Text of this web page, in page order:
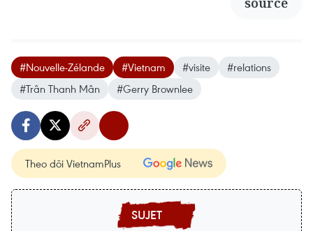
#Nouvelle-Zélande #Vietnam #visite
#relations
#Trân Thanh Mân
#Gerry Brownlee
Theo dõi VietnamPlus